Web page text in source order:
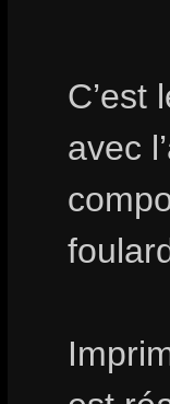
C’est
avec